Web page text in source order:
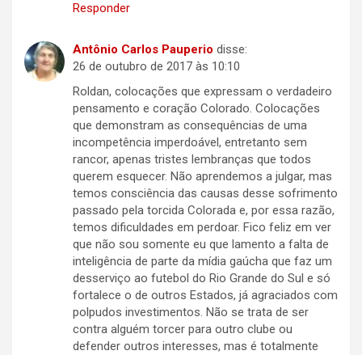
Responder
Antônio Carlos Pauperio disse:
26 de outubro de 2017 às 10:10
Roldan, colocações que expressam o verdadeiro
pensamento e coração Colorado. Colocações
que demonstram as consequências de uma
incompetência imperdoável, entretanto sem
rancor, apenas tristes lembranças que todos
querem esquecer. Não aprendemos a julgar, mas
temos consciência das causas desse sofrimento
passado pela torcida Colorada e, por essa razão,
temos dificuldades em perdoar. Fico feliz em ver
que não sou somente eu que lamento a falta de
inteligência de parte da mídia gaúcha que faz um
desserviço ao futebol do Rio Grande do Sul e só
fortalece o de outros Estados, já agraciados com
polpudos investimentos. Não se trata de ser
contra alguém torcer para outro clube ou
defender outros interesses, mas é totalmente